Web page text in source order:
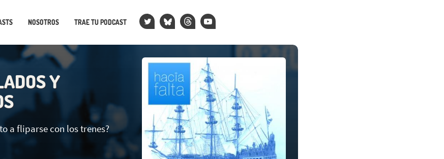
NOSOTROS TRAE TU PODCAST
Y
a fliparse con los trenes?